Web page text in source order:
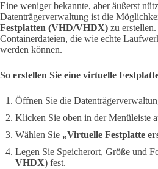
Eine weniger bekannte, aber äußerst
Datenträgerverwaltung ist die
Festplatten (VHD/VHDX) zu
Containerdateien, die wie echte
werden können.
So erstellen Sie eine virtuelle
Öffnen Sie die
Klicken Sie oben in der Menüleiste
Wählen Sie „Virtuelle Festplatte
Legen Sie Speicherort, Größe und
VHDX) fest.